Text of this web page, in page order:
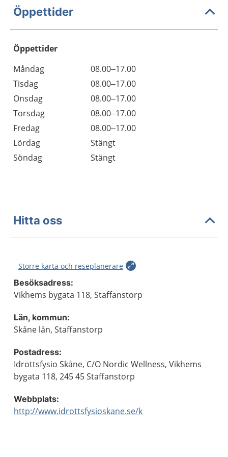
Öppettider
Öppettider
Dag
Öppettider
Kommentarer
Måndag
08.00–17.00
Tisdag
08.00–17.00
Onsdag
08.00–17.00
Torsdag
08.00–17.00
Fredag
08.00–17.00
Lördag
Stängt
Söndag
Stängt
Hitta oss
Större karta och reseplanerare
Besöksadress:
Vikhems bygata 118, Staffanstorp
Län, kommun:
Skåne län, Staffanstorp
Postadress:
Idrottsfysio Skåne, C/O Nordic Wellness, Vikhems
bygata 118, 245 45 Staffanstorp
Webbplats:
http://www.idrottsfysioskane.se/k